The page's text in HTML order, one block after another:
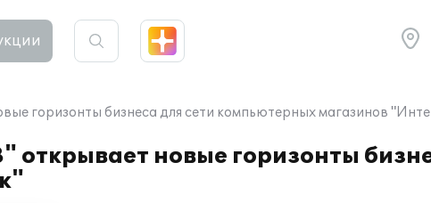
горизонты бизнеса для сети компьютерных магазинов
открывает новые горизонты